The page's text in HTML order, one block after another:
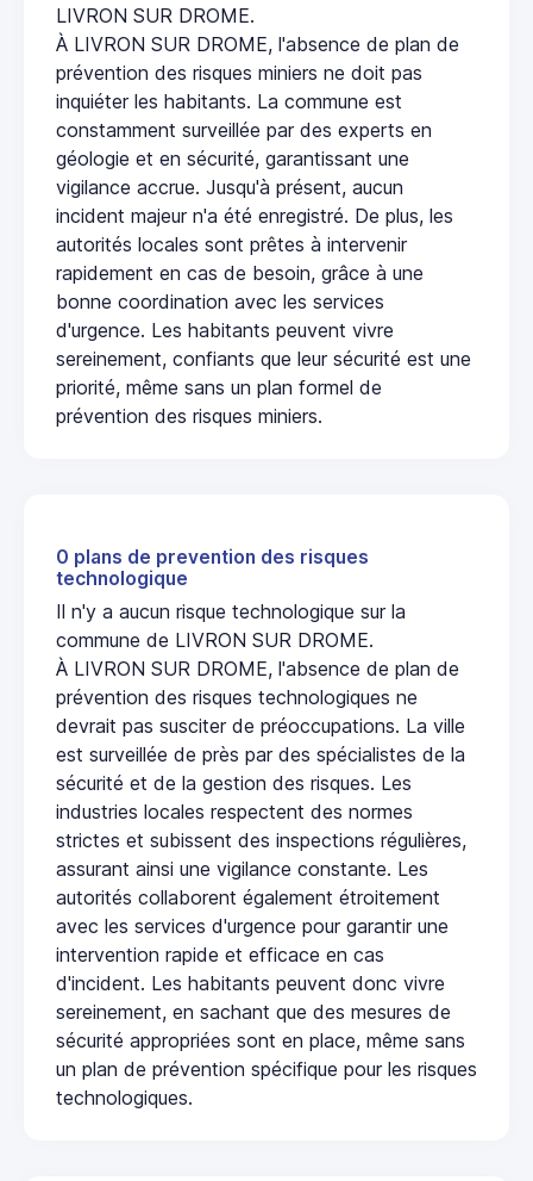
LIVRON SUR DROME.
À LIVRON SUR DROME, l'absence de plan de
prévention des risques miniers ne doit pas
inquiéter les habitants. La commune est
constamment surveillée par des experts en
géologie et en sécurité, garantissant une
vigilance accrue. Jusqu'à présent, aucun
incident majeur n'a été enregistré. De plus, les
autorités locales sont prêtes à intervenir
rapidement en cas de besoin, grâce à une
bonne coordination avec les services
d'urgence. Les habitants peuvent vivre
sereinement, confiants que leur sécurité est une
priorité, même sans un plan formel de
prévention des risques miniers.
0 plans de prevention des risques
technologique
Il n'y a aucun risque technologique sur la
commune de LIVRON SUR DROME.
À LIVRON SUR DROME, l'absence de plan de
prévention des risques technologiques ne
devrait pas susciter de préoccupations. La ville
est surveillée de près par des spécialistes de la
sécurité et de la gestion des risques. Les
industries locales respectent des normes
strictes et subissent des inspections régulières,
assurant ainsi une vigilance constante. Les
autorités collaborent également étroitement
avec les services d'urgence pour garantir une
intervention rapide et efficace en cas
d'incident. Les habitants peuvent donc vivre
sereinement, en sachant que des mesures de
sécurité appropriées sont en place, même sans
un plan de prévention spécifique pour les risques
technologiques.